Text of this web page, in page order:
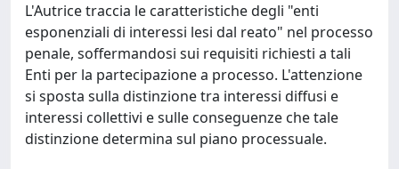
L'Autrice traccia le caratteristiche degli "enti
esponenziali di interessi lesi dal reato" nel processo
penale, soffermandosi sui requisiti richiesti a tali
Enti per la partecipazione a processo. L'attenzione
si sposta sulla distinzione tra interessi diffusi e
interessi collettivi e sulle conseguenze che tale
distinzione determina sul piano processuale.